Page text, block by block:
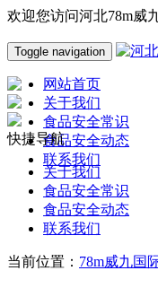
欢迎您访问河北78m威
Toggle navigation
网站首页
关于我们
食品安全常识
食品安全动态
联系我们
快捷导航
关于我们
食品安全常识
食品安全动态
联系我们
当前位置： 78m威九国